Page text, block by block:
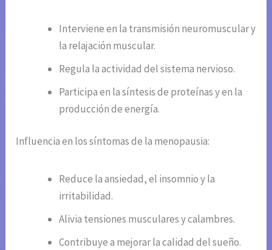
Interviene en la transmisión neuromuscular y
la relajación muscular.
Regula la actividad del sistema nervioso.
Participa en la síntesis de proteínas y en la
producción de energía.
Influencia en los síntomas de la menopausia:
Reduce la ansiedad, el insomnio y la
irritabilidad.
Alivia tensiones musculares y calambres.
Contribuye a mejorar la calidad del sueño.